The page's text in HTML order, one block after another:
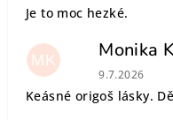
Je to moc hezké.
MK Monika
Hodnocení
9.7.2026
Keásné origoš lásky.